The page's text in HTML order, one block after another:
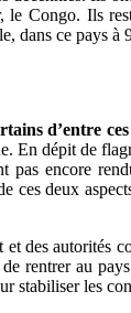
Congo. Ils
ce pays à
d’entre
dépit de
encore
ces deux
des autorités
rentrer au
stabiliser les